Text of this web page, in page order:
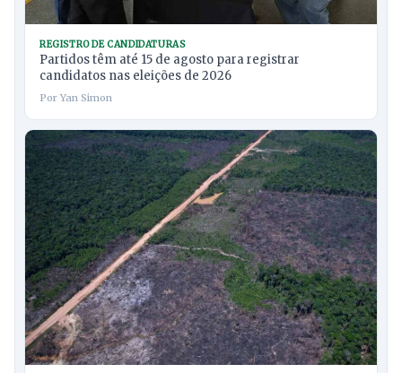
REGISTRO DE CANDIDATURAS
Partidos têm até 15 de agosto para registrar
candidatos nas eleições de 2026
Por Yan Simon